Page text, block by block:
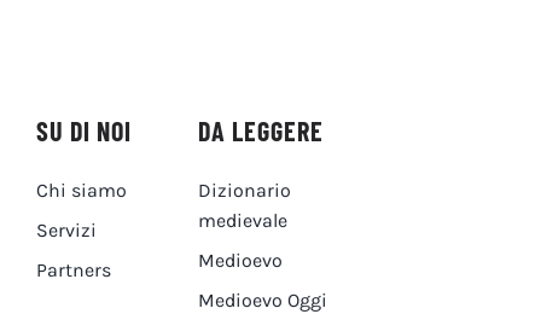
SU DI NOI
Chi siamo
Servizi
Partners
DA LEGGERE
Dizionario
medievale
Medioevo
Medioevo Oggi